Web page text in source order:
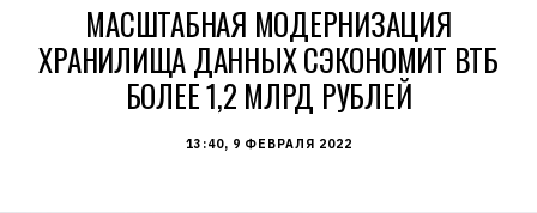
МАСШТАБНАЯ МОДЕРНИЗАЦИЯ
ХРАНИЛИЩА ДАННЫХ СЭКОНОМИТ ВТБ
БОЛЕЕ 1,2 МЛРД РУБЛЕЙ
13:40, 9 ФЕВРАЛЯ 2022